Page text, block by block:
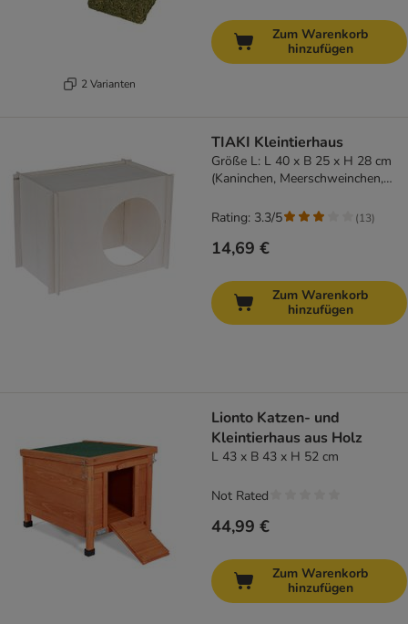
2 Varianten
Zum Warenkorb
hinzufügen
TIAKI Kleintierhaus
Größe L: L 40 x B 25 x H 28 cm
(Kaninchen, Meerschweinchen,
14,69 €
Rating: 3.3/5 (13)
Zum Warenkorb
hinzufügen
Lionto Katzen- und
Kleintierhaus aus Holz
L 43 x B 43 x H 52 cm
44,99 €
Not Rated
Zum Warenkorb
hinzufügen